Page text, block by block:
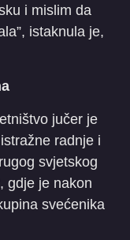
i mislim da
istaknula je,
jučer je
radnje i
svjetskog
gdje je nakon
svećenika